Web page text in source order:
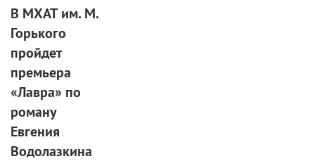
В МХАТ им. М.
Горького
пройдет
премьера
«Лавра» по
роману
Евгения
Водолазкина